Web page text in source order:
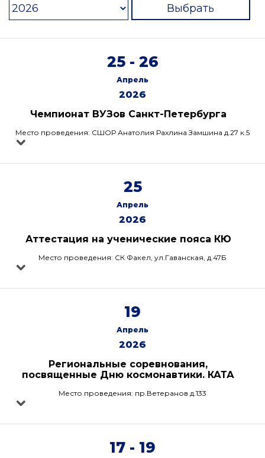
Выбрать
25 - 26
Апрель
2026
Чемпионат ВУЗов Санкт-Петербурга
Место проведения: СШОР Анатолия Рахлина Замшина д.27 к.5
25
Апрель
2026
Аттестация на ученические пояса КЮ
Место проведения: СК Факел, ул.Гаванская, д.47Б
19
Апрель
2026
Региональные соревнования,
посвященные Дню космонавтики. КАТА
Место проведения: пр.Ветеранов д.133
17 - 19